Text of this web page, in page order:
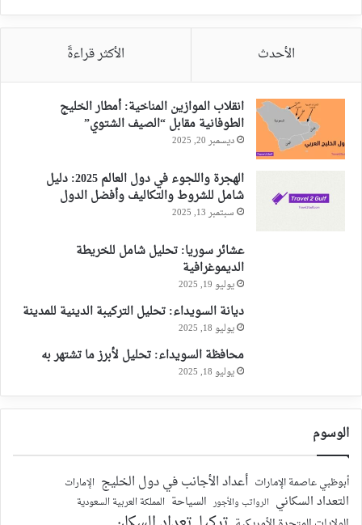
الأحدث الأكثر قراءةً
انقلاب الموازين المناخية: أمطار الخليج
الطوفانية مقابل “الصيف الشتوي”
ديسمبر 20, 2025
الهجرة واللجوء في دول العالم 2025: دليل
شامل للشروط والتكاليف وأفضل الدول
سبتمبر 13, 2025
عشائر سوريا: تحليل شامل للخريطة
الديموغرافية
يوليو 19, 2025
ديانة السويداء: تحليل التركيبة الدينية للمدينة
يوليو 18, 2025
محافظة السويداء: تحليل لأبرز ما تشتهر به
يوليو 18, 2025
الوسوم
أبوظبي عاصمة الإمارات أعداد الأجانب في دول الخليج الإمارات
التعداد السكاني الرواتب والأجور السياحة المملكة العربية السعودية